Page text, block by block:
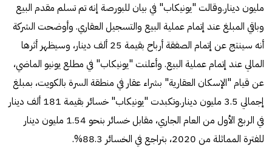
مليون دينار.وقالت "يونيكاب" في بيان للبورصة إنه تم تسلم مقدم البيع
وباقي المبلغ عند إتمام عملية البيع والتسجيل العقاري. وأوضحت الشركة
أنه سينتج عن إتمام الصفقة أرباح بقيمة 25 ألف دينار، وسيظهر أثرها
المالي عند إتمام عملية البيع. وأعلنت "يونيكاب" في مطلع يونيو الماضي،
عن قيام "الإسكان العقارية" بشراء عقار في منطقة السرة بالكويت، بمبلغ
إجمالي 3.5 مليون دينار.وتكبدت "يونيكاب" خسائر بقيمة 181 ألف دينار
في الربع الأول من العام الجاري، مقابل خسائر بنحو 1.54 مليون دينار
للفترة المماثلة من 2020، بتراجع في الخسائر 88.3%.